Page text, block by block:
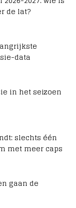
de lat?
data
in het seizoen
slechts één
met meer caps
gaan de